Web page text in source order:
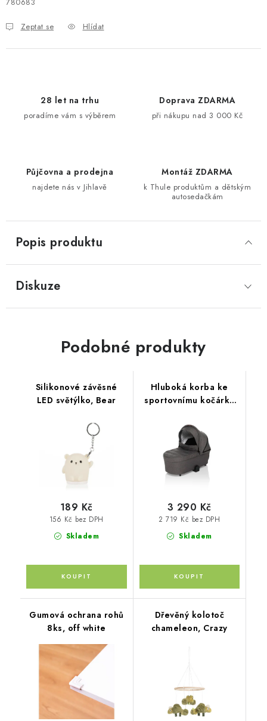
Moje objednávka
Napište nám
Obchodní podmínky
Zeptat se Hlídat
28 let na trhu
poradíme vám s výběrem
Doprava ZDARMA
při nákupu nad 3 000 Kč
Půjčovna a prodejna
najdete nás v Jihlavě
Montáž ZDARMA
k Thule produktům a dětským
autosedačkám
Popis produktu
Diskuze
Podobné produkty
Silikonové závěsné
LED světýlko, Bear
Skladem
156 Kč bez DPH
189 Kč
Hluboká korba ke
sportovnímu kočárku
Skladem
2 719 Kč bez DPH
3 290 Kč
Gumová ochrana rohů
8ks, off white
Dřevěný kolotoč
chameleon, Crazy